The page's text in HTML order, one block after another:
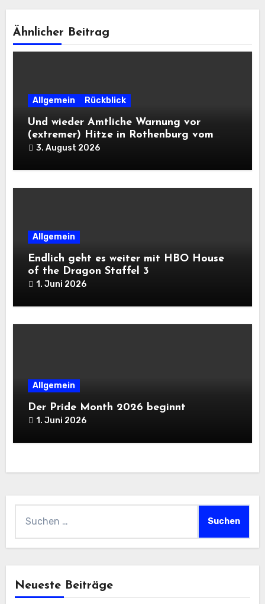
Ähnlicher Beitrag
Allgemein Rückblick
Und wieder Amtliche Warnung vor
(extremer) Hitze in Rothenburg vom
DWD
3. August 2026
Allgemein
Endlich geht es weiter mit HBO House
of the Dragon Staffel 3
1. Juni 2026
Allgemein
Der Pride Month 2026 beginnt
1. Juni 2026
nach:
Neueste Beiträge